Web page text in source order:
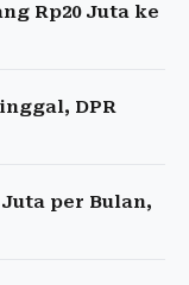
Rp20 Juta ke
DPR
per Bulan,